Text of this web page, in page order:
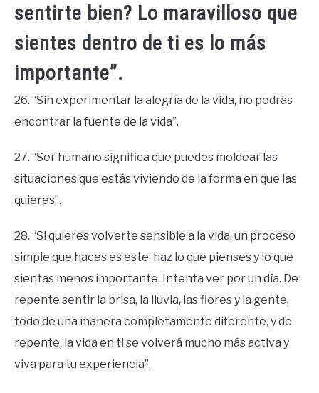
sentirte bien? Lo maravilloso que
sientes dentro de ti es lo más
importante”.
26. “Sin experimentar la alegría de la vida, no podrás
encontrar la fuente de la vida”.
27. “Ser humano significa que puedes moldear las
situaciones que estás viviendo de la forma en que las
quieres”.
28. “Si quieres volverte sensible a la vida, un proceso
simple que haces es este: haz lo que pienses y lo que
sientas menos importante. Intenta ver por un día. De
repente sentir la brisa, la lluvia, las flores y la gente,
todo de una manera completamente diferente, y de
repente, la vida en ti se volverá mucho más activa y
viva para tu experiencia”.